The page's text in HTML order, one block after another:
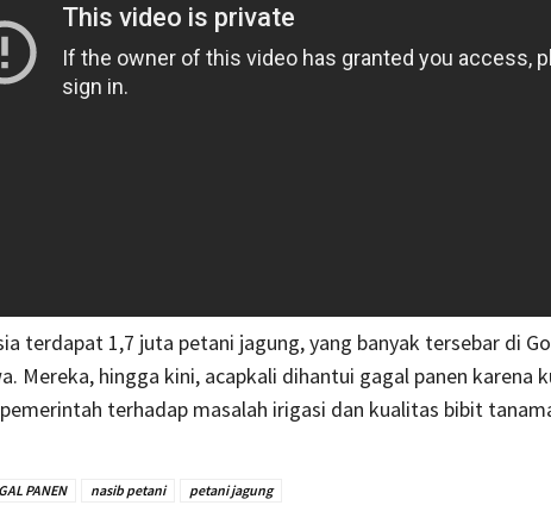
terdapat 1,7 juta petani jagung, yang banyak tersebar di
Mereka, hingga kini, acapkali dihantui gagal panen karena
terhadap masalah irigasi dan kualitas bibit
PANEN nasib petani petani jagung